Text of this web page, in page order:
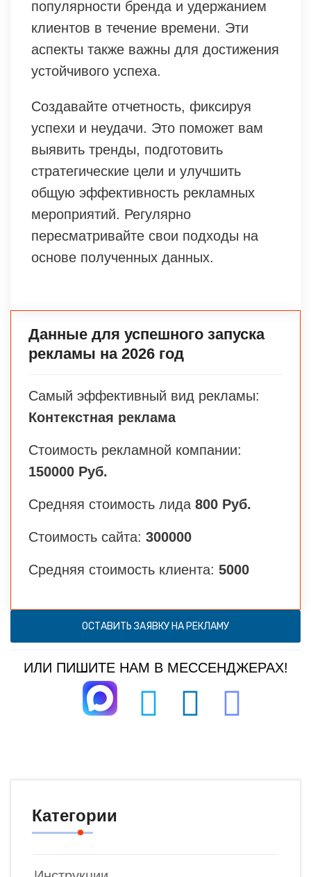
популярности бренда и удержанием
клиентов в течение времени. Эти
аспекты также важны для достижения
устойчивого успеха.
Создавайте отчетность, фиксируя
успехи и неудачи. Это поможет вам
выявить тренды, подготовить
стратегические цели и улучшить
общую эффективность рекламных
мероприятий. Регулярно
пересматривайте свои подходы на
основе полученных данных.
Данные для успешного запуска
рекламы на 2026 год
Самый эффективный вид рекламы:
Контекстная реклама
Стоимость рекламной компании:
150000 Руб.
Средняя стоимость лида 800 Руб.
Стоимость сайта: 300000
Средняя стоимость клиента: 5000
ОСТАВИТЬ ЗАЯВКУ НА РЕКЛАМУ
ИЛИ ПИШИТЕ НАМ В МЕССЕНДЖЕРАХ!
Категории